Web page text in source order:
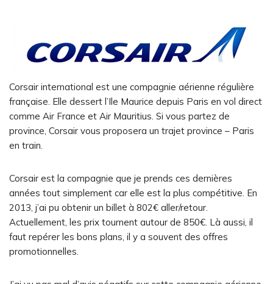
Corsair international est une compagnie aérienne régulière
française. Elle dessert l’Ile Maurice depuis Paris en vol direct
comme Air France et Air Mauritius. Si vous partez de
province, Corsair vous proposera un trajet province – Paris
en train.
Corsair est la compagnie que je prends ces dernières
années tout simplement car elle est la plus compétitive. En
2013, j’ai pu obtenir un billet à 802€ aller/retour.
Actuellement, les prix tournent autour de 850€. Là aussi, il
faut repérer les bons plans, il y a souvent des offres
promotionnelles.